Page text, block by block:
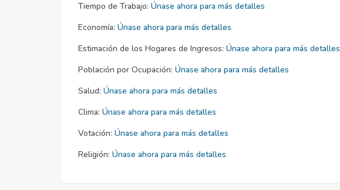
Tiempo de Trabajo: Únase ahora para más detalles
Economía: Únase ahora para más detalles
Estimación de los Hogares de Ingresos: Únase ahora para más detalles
Población por Ocupación: Únase ahora para más detalles
Salud: Únase ahora para más detalles
Clima: Únase ahora para más detalles
Votación: Únase ahora para más detalles
Religión: Únase ahora para más detalles